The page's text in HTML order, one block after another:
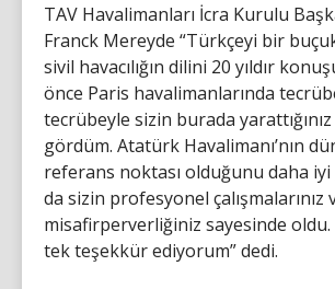
TAV Havalimanları İcra Kurulu
Franck Mereyde “Türkçeyi bir
sivil havacılığın dilini 20 yıldır
önce Paris havalimanlarında
tecrübeyle sizin burada yarattığınız
gördüm. Atatürk Havalimanı’nın
referans noktası olduğunu daha
da sizin profesyonel çalışmalarınız
misafirperverliğiniz sayesinde
tek teşekkür ediyorum” dedi.